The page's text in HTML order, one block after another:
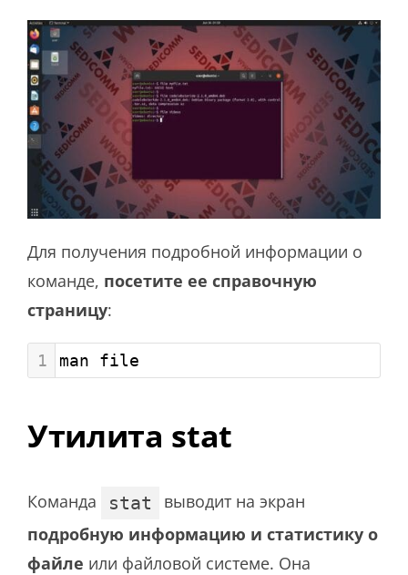
Для получения подробной информации о
команде, посетите ее справочную
страницу:
1 man file
Утилита stat
Команда stat
выводит на экран
подробную информацию и статистику о
файле или файловой системе. Она